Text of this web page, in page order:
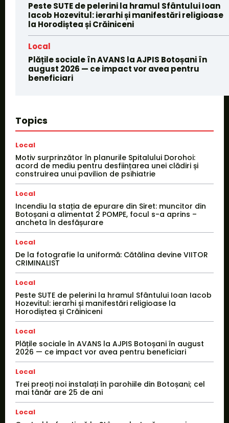
Peste SUTE de pelerini la hramul Sfântului Ioan
Iacob Hozevitul: ierarhi și manifestări religioase
la Horodiștea și Crăiniceni
Local
Plățile sociale în AVANS la AJPIS Botoșani în
august 2026 — ce impact vor avea pentru
beneficiari
Topics
Local
Motiv surprinzător în planurile Spitalului Dorohoi:
acord de mediu pentru desființarea unei clădiri și
construirea unui pavilion de psihiatrie
Local
Incendiu la stația de epurare din Siret: muncitor din
Botoșani a alimentat 2 POMPE, focul s-a aprins –
ancheta în desfășurare
Local
De la fotografie la uniformă: Cătălina devine VIITOR
CRIMINALIST
Local
Peste SUTE de pelerini la hramul Sfântului Ioan Iacob
Hozevitul: ierarhi și manifestări religioase la
Horodiștea și Crăiniceni
Local
Plățile sociale în AVANS la AJPIS Botoșani în august
2026 — ce impact vor avea pentru beneficiari
Local
Trei preoți noi instalați în parohiile din Botoșani; cel
mai tânăr are 25 de ani
Local